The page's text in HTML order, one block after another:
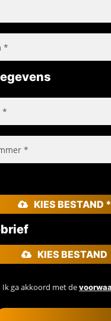
KIES BESTAND *
KIES BESTAND
Ik ga akkoord met de